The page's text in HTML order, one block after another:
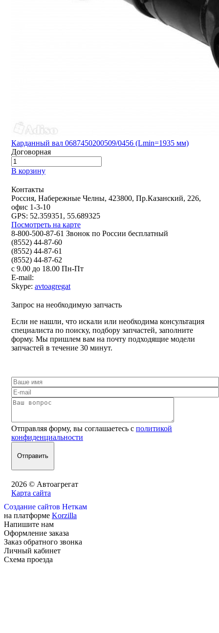
Карданный вал 0687450200509/0456 (Lmin=1935 мм)
Договорная
В корзину
Контакты
Россия, Набережные Челны, 423800, Пр.Казанский, 226,
офис 1-3-10
GPS: 52.359351, 55.689325
Посмотреть на карте
8-800-500-87-61 Звонок по России бесплатный
(8552) 44-87-60
(8552) 44-87-61
(8552) 44-87-62
с 9.00 до 18.00 Пн-Пт
E-mail:
Skype: avtoagregat
Запрос на необходимую запчасть
Если не нашли, что искали или необходима консультация
специалиста по поиску, подбору запчастей, заполните
форму. Мы пришлем вам на почту подходящие модели
запчастей в течение 30 минут.
Отправляя форму, вы соглашаетесь с политикой
конфиденциальности
2026 © Автоагрегат
Карта сайта
Создание сайтов Неткам
на платформе Korzilla
Напишите нам
Оформление заказа
Заказ обратного звонка
Личный кабинет
Схема проезда